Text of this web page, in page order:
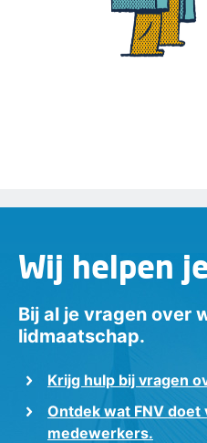
Wij helpen
Bij al je vragen over
lidmaatschap.
Krijg hulp bij vragen
Ontdek wat FNV
medewerkers.